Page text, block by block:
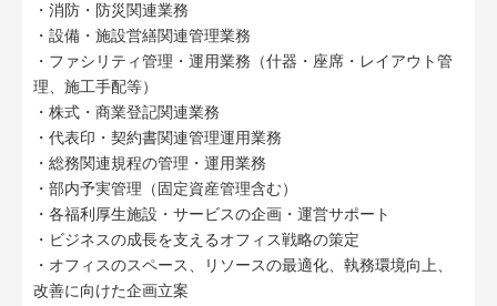
・消防・防災関連業務
・設備・施設営繕関連管理業務
・ファシリティ管理・運用業務（什器・座席・レイアウト管
理、施工手配等）
・株式・商業登記関連業務
・代表印・契約書関連管理運用業務
・総務関連規程の管理・運用業務
・部内予実管理（固定資産管理含む）
・各福利厚生施設・サービスの企画・運営サポート
・ビジネスの成長を支えるオフィス戦略の策定
・オフィスのスペース、リソースの最適化、執務環境向上、
改善に向けた企画立案